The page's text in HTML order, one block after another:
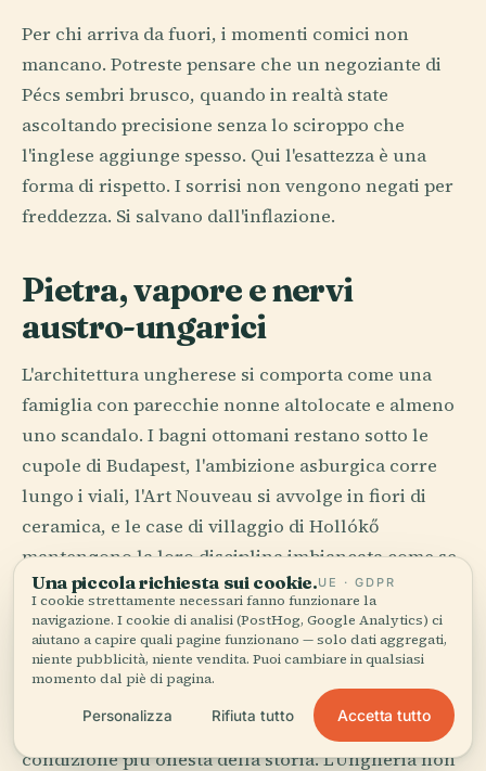
Per chi arriva da fuori, i momenti comici non
mancano. Potreste pensare che un negoziante di
Pécs sembri brusco, quando in realtà state
ascoltando precisione senza lo sciroppo che
l'inglese aggiunge spesso. Qui l'esattezza è una
forma di rispetto. I sorrisi non vengono negati per
freddezza. Si salvano dall'inflazione.
Pietra, vapore e nervi
austro-ungarici
L'architettura ungherese si comporta come una
famiglia con parecchie nonne altolocate e almeno
uno scandalo. I bagni ottomani restano sotto le
cupole di Budapest, l'ambizione asburgica corre
lungo i viali, l'Art Nouveau si avvolge in fiori di
ceramica, e le case di villaggio di Hollókő
mantengono la loro disciplina imbiancata come se
la moda non fosse mai stata inventata.
A Pécs, tombe romane dormono sotto una città
moderna che ha continuato a costruire sopra. A
Székesfehérvár, la memoria dell'incoronazione
sopravvive in frammenti, che è spesso la
condizione più onesta della storia. L'Ungheria non
Una piccola richiesta sui cookie.UE · GDPR
I cookie strettamente necessari fanno funzionare la
navigazione. I cookie di analisi (PostHog, Google Analytics) ci
aiutano a capire quali pagine funzionano — solo dati aggregati,
niente pubblicità, niente vendita. Puoi cambiare in qualsiasi
momento dal piè di pagina.
Personalizza Rifiuta tutto Accetta tutto